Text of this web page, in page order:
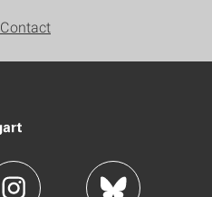
Contact